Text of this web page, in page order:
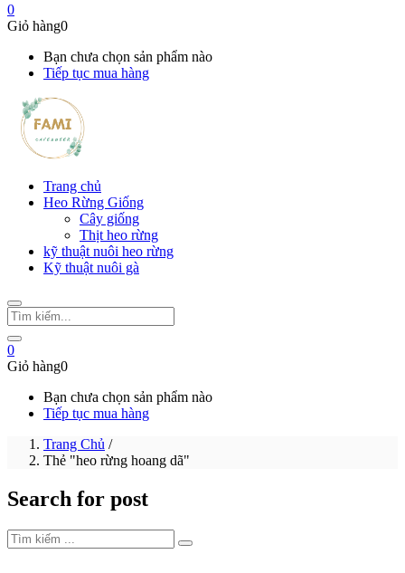
0
Giỏ hàng0
Bạn chưa chọn sản phẩm nào
Tiếp tục mua hàng
Trang chủ
Heo Rừng Giống
Cây giống
Thịt heo rừng
kỹ thuật nuôi heo rừng
Kỹ thuật nuôi gà
0
Giỏ hàng0
Bạn chưa chọn sản phẩm nào
Tiếp tục mua hàng
Trang Chủ /
Thẻ "heo rừng hoang dã"
Search for post